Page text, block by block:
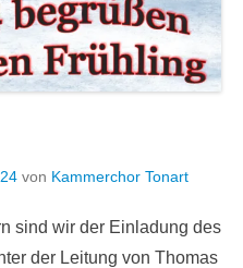
von Kammerchor Tonart
sind wir der Einladung des
der Leitung von Thomas